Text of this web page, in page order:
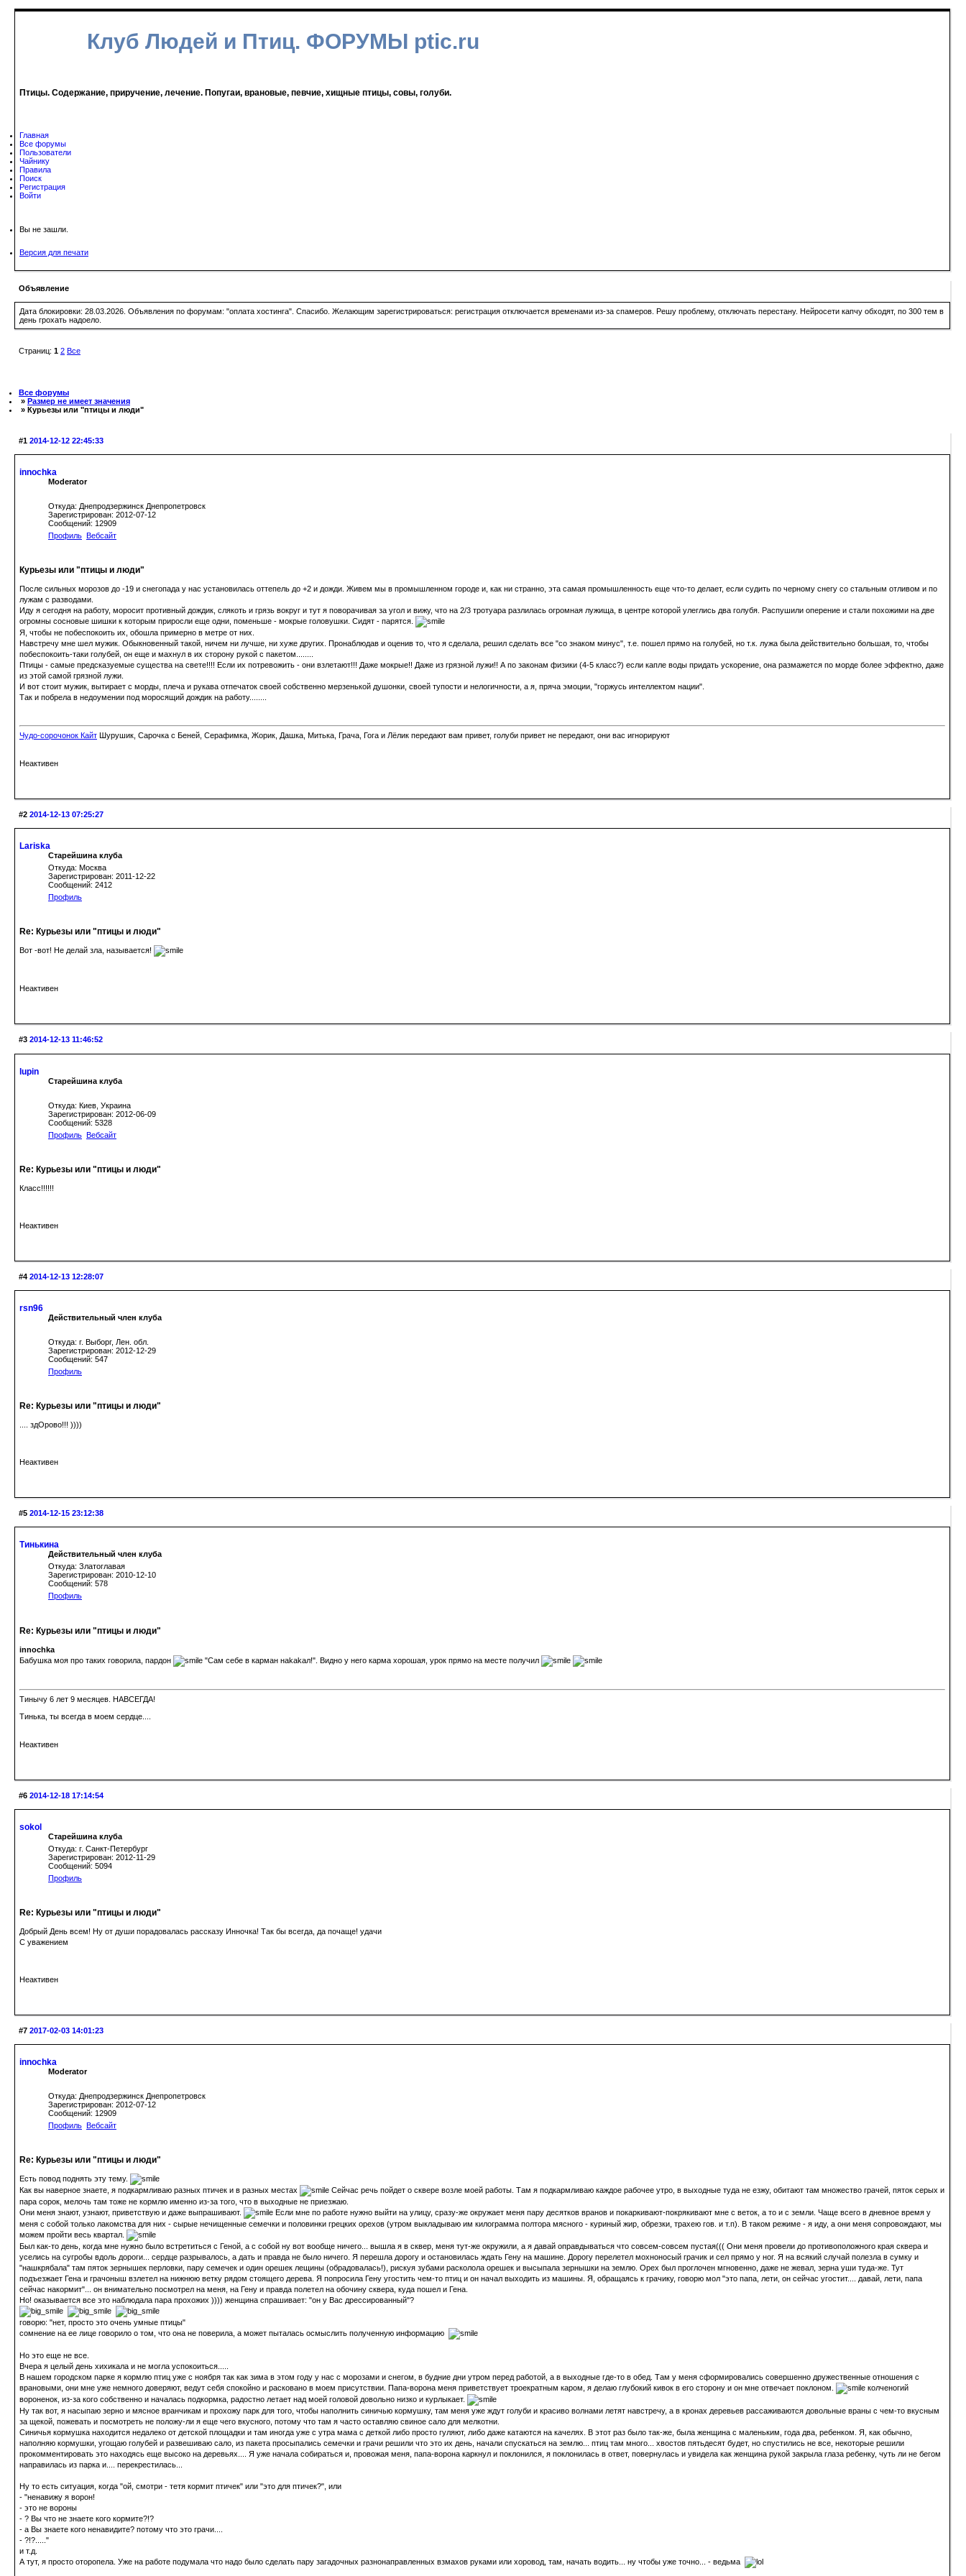
Клуб Людей и Птиц. ФОРУМЫ ptic.ru
Птицы. Содержание, приручение, лечение. Попугаи, врановые, певчие, хищные птицы, совы, голуби.
Главная
Все форумы
Пользователи
Чайнику
Правила
Поиск
Регистрация
Войти
Вы не зашли.
Версия для печати
Объявление
Дата блокировки: 28.03.2026. Объявления по форумам: "оплата хостинга". Спасибо. Желающим зарегистрироваться: регистрация отключается временами из-за спамеров. Решу проблему, отключать перестану. Нейросети капчу обходят, по 300 тем в
день грохать надоело.
Страниц: 1 2 Все
Все форумы
» Размер не имеет значения
» Курьезы или "птицы и люди"
#1 2014-12-12 22:45:33
innochka
Moderator
Откуда: Днепродзержинск Днепропетровск
Зарегистрирован: 2012-07-12
Сообщений: 12909
Профиль Вебсайт
Курьезы или "птицы и люди"
После сильных морозов до -19 и снегопада у нас установилась оттепель до +2 и дожди. Живем мы в промышленном городе и, как ни странно, эта самая промышленность еще что-то делает, если судить по черному снегу со стальным отливом и по
лужам с разводами.
Иду я сегодня на работу, моросит противный дождик, слякоть и грязь вокруг и тут я поворачивая за угол и вижу, что на 2/3 тротуара разлилась огромная лужища, в центре которой улеглись два голубя. Распушили оперение и стали похожими на две
огромны сосновые шишки к которым приросли еще одни, поменьше - мокрые головушки. Сидят - парятся.
Я, чтобы не побеспокоить их, обошла примерно в метре от них.
Навстречу мне шел мужик. Обыкновенный такой, ничем ни лучше, ни хуже других. Пронаблюдав и оценив то, что я сделала, решил сделать все "со знаком минус", т.е. пошел прямо на голубей, но т.к. лужа была действительно большая, то, чтобы
побеспокоить-таки голубей, он еще и махнул в их сторону рукой с пакетом........
Птицы - самые предсказуемые существа на свете!!!! Если их потревожить - они взлетают!!! Даже мокрые!! Даже из грязной лужи!! А по законам физики (4-5 класс?) если капле воды придать ускорение, она размажется по морде более эффектно, даже
из этой самой грязной лужи.
И вот стоит мужик, вытирает с морды, плеча и рукава отпечаток своей собственно мерзенькой душонки, своей тупости и нелогичности, а я, пряча эмоции, "горжусь интеллектом нации".
Так и побрела в недоумении под моросящий дождик на работу........
Чудо-сорочонок Кайт Шурушик, Сарочка с Беней, Серафимка, Жорик, Дашка, Митька, Грача, Гога и Лёлик передают вам привет, голуби привет не передают, они вас игнорируют
Неактивен
#2 2014-12-13 07:25:27
Lariska
Старейшина клуба
Откуда: Москва
Зарегистрирован: 2011-12-22
Сообщений: 2412
Профиль
Re: Курьезы или "птицы и люди"
Вот -вот! Не делай зла, называется!
Неактивен
#3 2014-12-13 11:46:52
lupin
Старейшина клуба
Откуда: Киев, Украина
Зарегистрирован: 2012-06-09
Сообщений: 5328
Профиль Вебсайт
Re: Курьезы или "птицы и люди"
Класс!!!!!!
Неактивен
#4 2014-12-13 12:28:07
rsn96
Действительный член клуба
Откуда: г. Выборг, Лен. обл.
Зарегистрирован: 2012-12-29
Сообщений: 547
Профиль
Re: Курьезы или "птицы и люди"
.... здОрово!!! ))))
Неактивен
#5 2014-12-15 23:12:38
Тинькина
Действительный член клуба
Откуда: Златоглавая
Зарегистрирован: 2010-12-10
Сообщений: 578
Профиль
Re: Курьезы или "птицы и люди"
innochka
Бабушка моя про таких говорила, пардон
"Сам себе в карман нakаkал!". Видно у него карма хорошая, урок прямо на месте получил
Тинычу 6 лет 9 месяцев. НАВСЕГДА!
Тинька, ты всегда в моем сердце....
Неактивен
#6 2014-12-18 17:14:54
sokol
Старейшина клуба
Откуда: г. Санкт-Петербург
Зарегистрирован: 2012-11-29
Сообщений: 5094
Профиль
Re: Курьезы или "птицы и люди"
Добрый День всем! Ну от души порадовалась рассказу Инночка! Так бы всегда, да почаще! удачи
С уважением
Неактивен
#7 2017-02-03 14:01:23
innochka
Moderator
Откуда: Днепродзержинск Днепропетровск
Зарегистрирован: 2012-07-12
Сообщений: 12909
Профиль
Вебсайт
Re: Курьезы или "птицы и люди"
Есть повод поднять эту тему.
Как вы наверное знаете, я подкармливаю разных птичек и в разных местах
Сейчас речь пойдет о сквере возле моей работы. Там я подкармливаю каждое рабочее утро, в выходные туда не езжу, обитают там множество грачей, пяток серых и
пара сорок, мелочь там тоже не кормлю именно из-за того, что в выходные не приезжаю.
Они меня знают, узнают, приветствую и даже выпрашивают.
Если мне по работе нужно выйти на улицу, сразу-же окружает меня пару десятков вранов и покаркивают-покрякивают мне с веток, а то и с земли. Чаще всего в дневное время у
меня с собой только лакомства для них - сырые нечищенные семечки и половинки грецких орехов (утром выкладываю им килограмма полтора мясного - куриный жир, обрезки, трахею гов. и т.п). В таком режиме - я иду, а они меня сопровождают, мы
можем пройти весь квартал.
Был как-то день, когда мне нужно было встретиться с Геной, а с собой ну вот вообще ничего... вышла я в сквер, меня тут-же окружили, а я давай оправдываться что совсем-совсем пустая((( Они меня провели до противоположного края сквера и
уселись на сугробы вдоль дороги... сердце разрывалось, а дать и правда не было ничего. Я перешла дорогу и остановилась ждать Гену на машине. Дорогу перелетел мохноносый грачик и сел прямо у ног. Я на всякий случай полезла в сумку и
"нашкрябала" там пяток зернышек перловки, пару семечек и один орешек лещины (обрадовалась!), рискуя зубами расколола орешек и высыпала зернышки на землю. Орех был проглочен мгновенно, даже не жевал, зерна уши туда-же. Тут
подъезжает Гена и грачоныш взлетел на нижнюю ветку рядом стоящего дерева. Я попросила Гену угостить чем-то птиц и он начал выходить из машины. Я, обращаясь к грачику, говорю мол "это папа, лети, он сейчас угостит.... давай, лети, папа
сейчас накормит"... он внимательно посмотрел на меня, на Гену и правда полетел на обочину сквера, куда пошел и Гена.
Но! оказывается все это наблюдала пара прохожих )))) женщина спрашивает: "он у Вас дрессированный"?
говорю: "нет, просто это очень умные птицы"
сомнение на ее лице говорило о том, что она не поверила, а может пыталась осмыслить полученную информацию
Но это еще не все.
Вчера я целый день хихикала и не могла успокоиться.....
В нашем городском парке я кормлю птиц уже с ноября так как зима в этом году у нас с морозами и снегом, в будние дни утром перед работой, а в выходные где-то в обед. Там у меня сформировались совершенно дружественные отношения с
врановыми, они мне уже немного доверяют, ведут себя спокойно и расковано в моем присутствии. Папа-ворона меня приветствует троекратным каром, я делаю глубокий кивок в его сторону и он мне отвечает поклоном.
колченогий
вороненок, из-за кого собственно и началась подкормка, радостно летает над моей головой довольно низко и курлыкает.
Ну так вот, я насыпаю зерно и мясное вранчикам и прохожу парк для того, чтобы наполнить синичью кормушку, там меня уже ждут голуби и красиво волнами летят навстречу, а в кронах деревьев рассаживаются довольные враны с чем-то вкусным
за щекой, пожевать и посмотреть не положу-ли я еще чего вкусного, потому что там я часто оставляю свиное сало для мелкотни.
Синичья кормушка находится недалеко от детской площадки и там иногда уже с утра мама с деткой либо просто гуляют, либо даже катаются на качелях. В этот раз было так-же, была женщина с маленьким, года два, ребенком. Я, как обычно,
наполняю кормушки, угощаю голубей и развешиваю сало, из пакета просыпались семечки и грачи решили что это их день, начали спускаться на землю... птиц там много... хвостов пятьдесят будет, но спустились не все, некоторые решили
прокомментировать это находясь еще высоко на деревьях.... Я уже начала собираться и, провожая меня, папа-ворона каркнул и поклонился, я поклонилась в ответ, повернулась и увидела как женщина рукой закрыла глаза ребенку, чуть ли не бегом
направилась из парка и.... перекрестилась...
Ну то есть ситуация, когда "ой, смотри - тетя кормит птичек" или "это для птичек?", или
- "ненавижу я ворон!
- это не вороны
- ? Вы что не знаете кого кормите?!?
- а Вы знаете кого ненавидите? потому что это грачи....
- ?!?....."
и т.д.
А тут, я просто оторопела. Уже на работе подумала что надо было сделать пару загадочных разнонаправленных взмахов руками или хоровод, там, начать водить... ну чтобы уже точно... - ведьма